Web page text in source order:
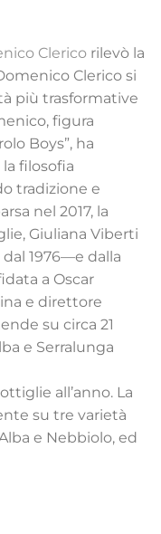
Clerico rilevò la
Clerico si
più trasformative
figura
Boys”, ha
filosofia
tradizione e
nel 2017, la
Giuliana Viberti
1976—e dalla
a Oscar
e direttore
su circa 21
e Serralunga
all’anno. La
su tre varietà
e Nebbiolo, ed